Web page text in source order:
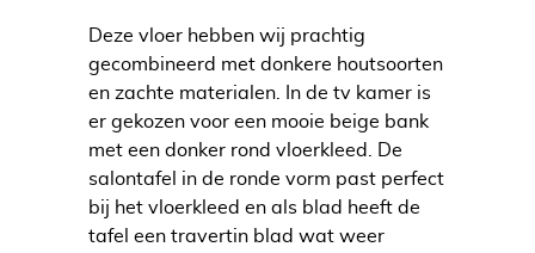
Deze vloer hebben wij prachtig
gecombineerd met donkere houtsoorten
en zachte materialen. In de tv kamer is
er gekozen voor een mooie beige bank
met een donker rond vloerkleed. De
salontafel in de ronde vorm past perfect
bij het vloerkleed en als blad heeft de
tafel een travertin blad wat weer